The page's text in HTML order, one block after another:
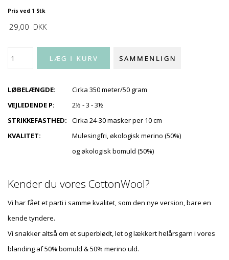
Pris ved 1 Stk
29,00 DKK
LØBELÆNGDE:
VEJLEDENDE P:
STRIKKEFASTHED:
KVALITET:
Cirka 350 meter/50 gram
2½ - 3 - 3½
Cirka 24-30 masker per 10 cm
Mulesingfri, økologisk merino (50%)
og økologisk bomuld (50%)
Kender du vores CottonWool?
Vi har fået et parti i samme kvalitet, som den nye version, bare en
kende tyndere.
Vi snakker altså om et superblødt, let og lækkert helårsgarn i vores
blanding af 50% bomuld & 50% merino uld.